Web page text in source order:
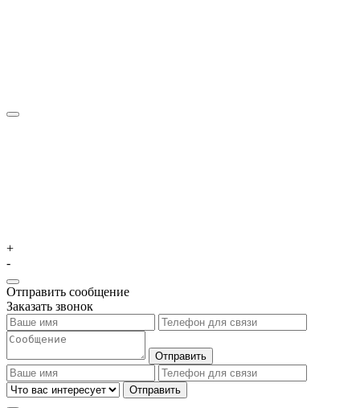
+
-
Отправить сообщение
Заказать звонок